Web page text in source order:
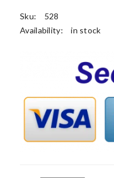
Sku:
528
Availability:
in stock